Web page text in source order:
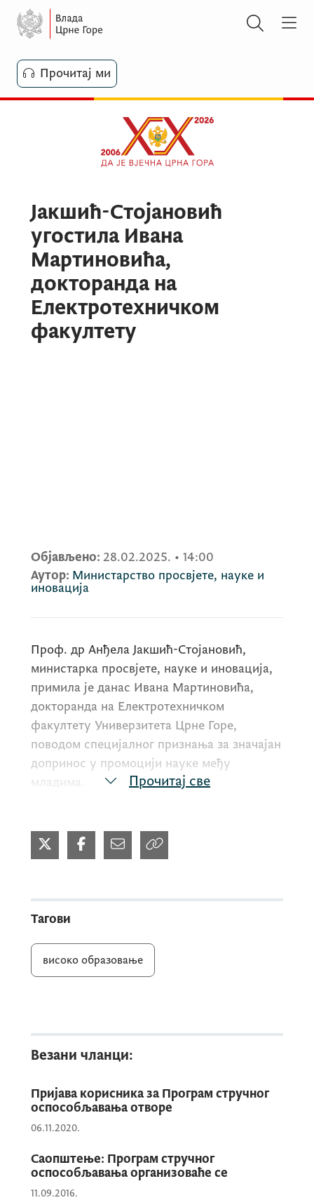
Прочитај ми
Јакшић-Стојановић
угостила Ивана
Мартиновића,
докторанда на
Електротехничком
факултету
Објављено: 28.02.2025. • 14:00
Аутор: Министарство просвјете, науке и
иновација
Проф. др Анђела Јакшић-Стојановић,
министарка просвјете, науке и иновација,
примила је данас Ивана Мартиновића,
докторанда на Електротехничком
факултету Универзитета Црне Горе,
поводом специјалног признања за значајан
допринос у промоцији науке међу
младима.
Пројекат „Систем за праћење квалитета
ваздуха“, чији је он руководилац, стекао је
информационом друштву (WСИС), што
представља значајан успјех за Црну Гору.
које додјељује Међународна унија за
телекомуникације (ИТУ), кровна
сматра се једним од најзначајнијих
признања у области информационих
технологија.
Министарка Јакшић-Стојановић честитала
Прочитај све
Тагови
високо образовање
Везани чланци:
Пријава корисника за Програм стручног
оспособљавања отворе
06.11.2020.
Саопштење: Програм стручног
оспособљавања организоваће се
11.09.2016.